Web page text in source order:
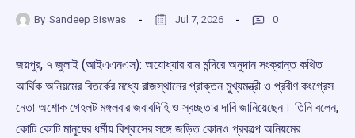
By Sandeep Biswas Jul 7, 2026 0
জয়পুর, ৭ জুলাই (আইএএনএস): অযোধ্যার রাম মন্দিরে অনুদান সংক্রান্ত কথিত
আর্থিক অনিয়মের বিতর্কের মধ্যে রাজস্থানের প্রাক্তন মুখ্যমন্ত্রী ও প্রবীণ কংগ্রেস
নেতা অশোক গেহলট মঙ্গলবার জবাবদিহি ও স্বচ্ছতার দাবি জানিয়েছেন। তিনি বলেন,
কোটি কোটি মানুষের ধর্মীয় বিশ্বাসের সঙ্গে জড়িত কোনও প্রকল্পে অনিয়মের